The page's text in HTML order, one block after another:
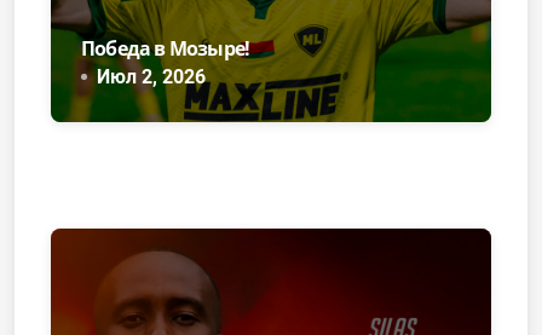
Победа в Мозыре!
Июл 2, 2026